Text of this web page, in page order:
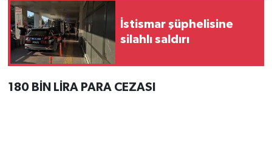
İstismar şüphelisine
silahlı saldırı
180 BİN LİRA PARA CEZASI